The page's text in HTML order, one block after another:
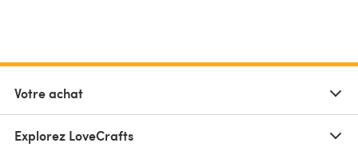
Votre achat
Explorez LoveCrafts